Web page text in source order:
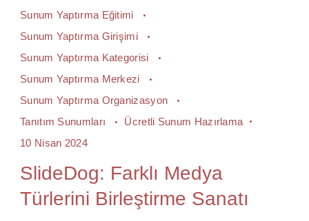
Sunum Yaptırma Eğitimi
Sunum Yaptırma Girişimi
Sunum Yaptırma Kategorisi
Sunum Yaptırma Merkezi
Sunum Yaptırma Organizasyon
Tanıtım Sunumları
Ücretli Sunum Hazırlama
10 Nisan 2024
SlideDog: Farklı Medya
Türlerini Birleştirme Sanatı